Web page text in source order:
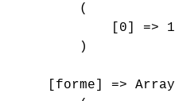
        (
            [0] => 1
        )
    [forme] => Array